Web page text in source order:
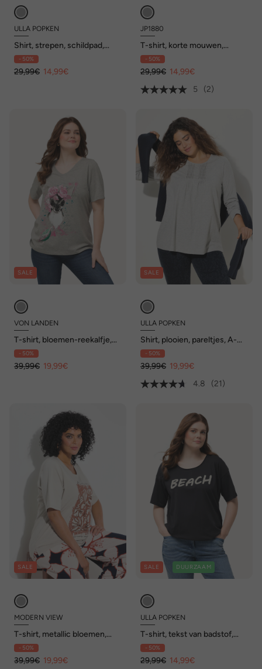
ULLA POPKEN
Shirt, strepen, schildpad,
ronde hals, korte mouwen
- 50%
29,99€ 14,99€
JP1880
T-shirt, korte mouwen,
borstprint, gemêleerde
jersey, tot 8XL
- 50%
29,99€ 14,99€
5
(2)
SALE
VON LANDEN
T-shirt, bloemen-reekalfje,
classic, V-hals, korte
mouwen
- 50%
39,99€ 19,99€
SALE
ULLA POPKEN
Shirt, plooien, pareltjes, A-
lijn, ronde hals, lange mouw
- 50%
39,99€ 19,99€
4.8
(21)
SALE
MODERN VIEW
T-shirt, metallic bloemen,
ronde hals, korte mouw
- 50%
39,99€ 19,99€
SALE DUURZAAM
ULLA POPKEN
T-shirt, tekst van badstof,
oversized, ronde hals, korte
mouwen
- 50%
29,99€ 14,99€